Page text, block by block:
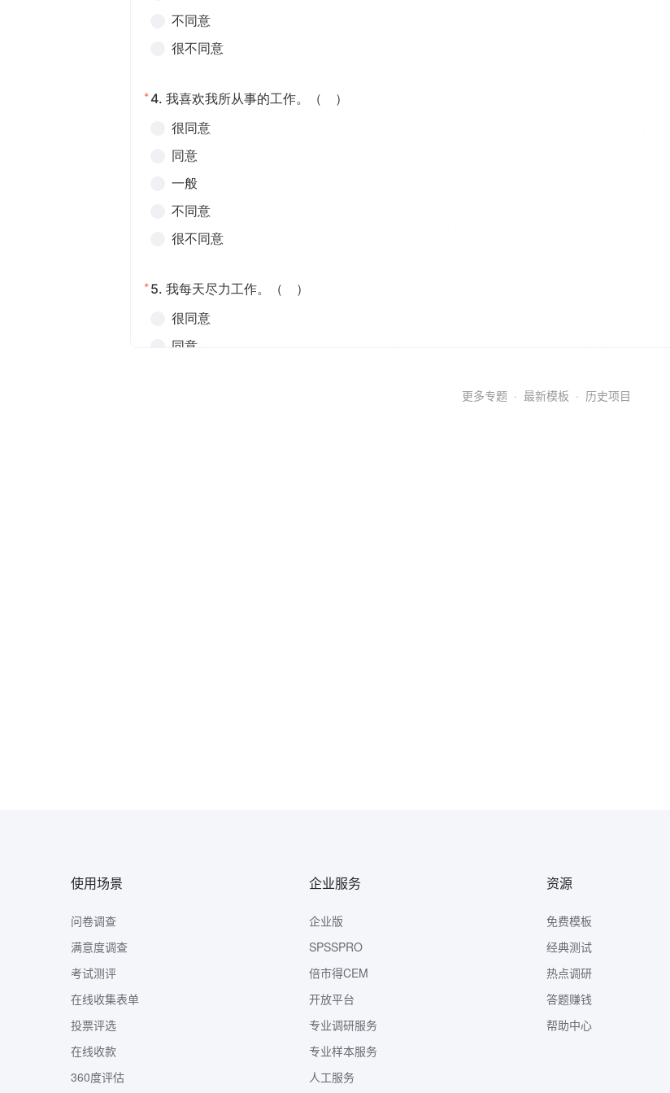
更多专题 · 最新模板 · 历史项目
使用场景
问卷调查
满意度调查
考试测评
在线收集表单
投票评选
在线收款
360度评估
企业服务
企业版
SPSSPRO
倍市得CEM
开放平台
专业调研服务
专业样本服务
人工服务
资源
免费模板
经典测试
热点调研
答题赚钱
帮助中心